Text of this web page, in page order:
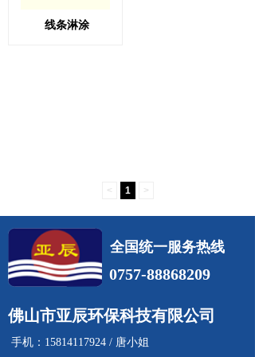
线条淋涂
< 1 >
全国统一服务热线
0757-88868209
佛山市亚辰环保科技有限公司
手机：15814117924 / 唐小姐